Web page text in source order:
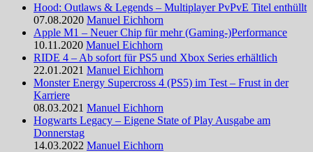
Hood: Outlaws & Legends – Multiplayer PvPvE Titel enthüllt
07.08.2020 Manuel Eichhorn
Apple M1 – Neuer Chip für mehr (Gaming-)Performance
10.11.2020 Manuel Eichhorn
RIDE 4 – Ab sofort für PS5 und Xbox Series erhältlich
22.01.2021 Manuel Eichhorn
Monster Energy Supercross 4 (PS5) im Test – Frust in der
Karriere
08.03.2021 Manuel Eichhorn
Hogwarts Legacy – Eigene State of Play Ausgabe am
Donnerstag
14.03.2022 Manuel Eichhorn